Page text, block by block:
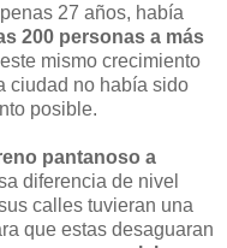
27 años, había
200 personas a más
mismo crecimiento
ciudad no había sido
posible.
pantanoso a
diferencia de nivel
calles tuvieran una
que estas desaguaran